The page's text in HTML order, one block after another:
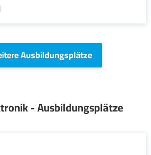
Ausbildungsplätze
- Ausbildungsplätze